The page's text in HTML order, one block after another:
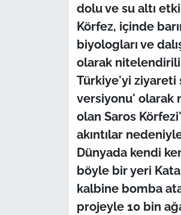
dolu ve su altı
Körfez, içinde
biyologları ve
olarak
Türkiye'yi ziyareti
versiyonu' olarak
olan Saros
akıntılar
Dünyada kendi
böyle bir yeri
kalbine bomba
projeyle 10 bin
Gündem-Eğitim